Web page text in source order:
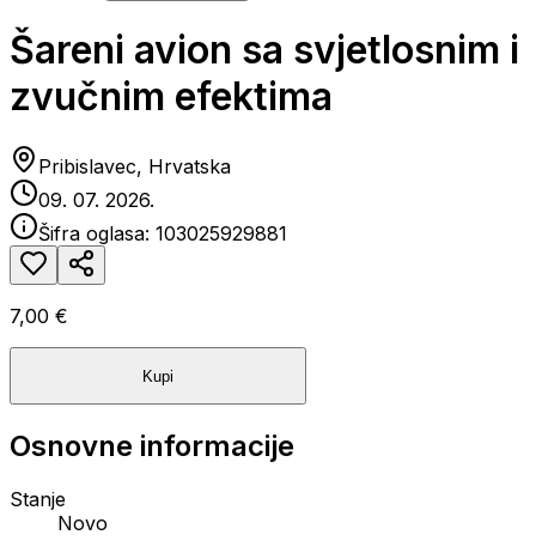
Šareni avion sa svjetlosnim i
zvučnim efektima
Pribislavec, Hrvatska
09. 07. 2026.
Šifra oglasa: 103025929881
7,00 €
Kupi
Osnovne informacije
Stanje
Novo